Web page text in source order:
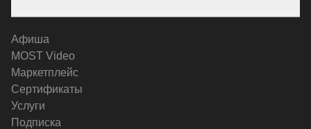
Афиша
MOST Video
Маркетплейс
Сертификаты
Услуги
Подписка